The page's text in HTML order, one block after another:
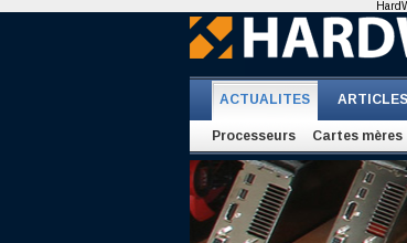
ACTUALITES ARTICLES
Processeurs Cartes mères